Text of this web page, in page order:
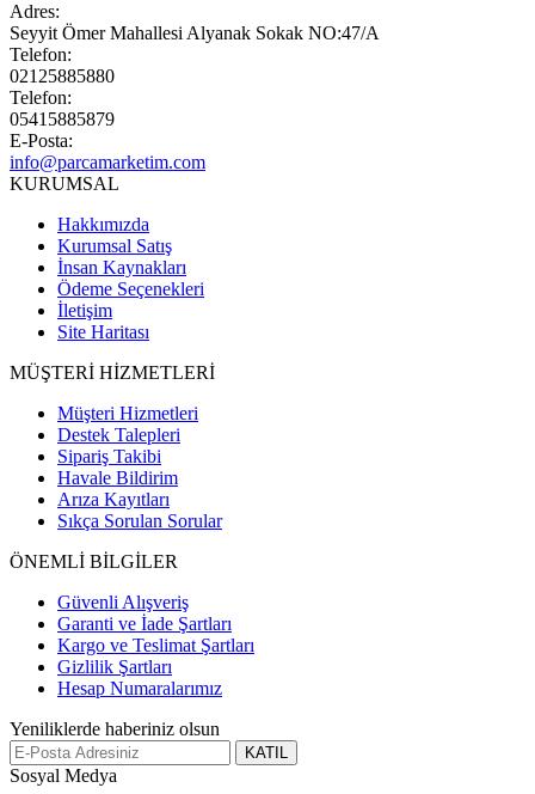
Adres:
Seyyit Ömer Mahallesi Alyanak Sokak NO:47/A
Telefon:
02125885880
Telefon:
05415885879
E-Posta:
info@parcamarketim.com
KURUMSAL
Hakkımızda
Kurumsal Satış
İnsan Kaynakları
Ödeme Seçenekleri
İletişim
Site Haritası
MÜŞTERİ HİZMETLERİ
Müşteri Hizmetleri
Destek Talepleri
Sipariş Takibi
Havale Bildirim
Arıza Kayıtları
Sıkça Sorulan Sorular
ÖNEMLİ BİLGİLER
Güvenli Alışveriş
Garanti ve İade Şartları
Kargo ve Teslimat Şartları
Gizlilik Şartları
Hesap Numaralarımız
Yeniliklerde haberiniz olsun
KATIL
Sosyal Medya